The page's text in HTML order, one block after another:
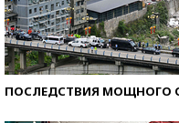
ПОСЛЕДСТВИЯ МОЩНОГО